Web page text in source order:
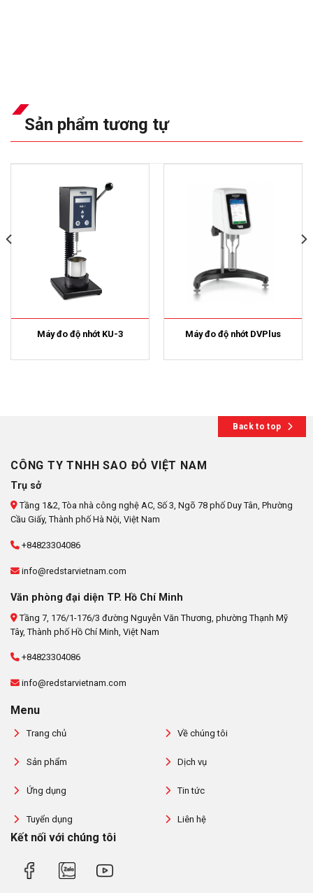
Sản phẩm tương tự
Máy đo độ nhớt KU-3 Máy đo độ nhớt DVPlus
Back to top
CÔNG TY TNHH SAO ĐỎ VIỆT NAM
Trụ sở
Tầng 1&2, Tòa nhà công nghệ AC, Số 3, Ngõ 78 phố Duy Tân, Phường
Cầu Giấy, Thành phố Hà Nội, Việt Nam
+84823304086
info@redstarvietnam.com
Văn phòng đại diện TP. Hồ Chí Minh
Tầng 7, 176/1-176/3 đường Nguyễn Văn Thương, phường Thạnh Mỹ
Tây, Thành phố Hồ Chí Minh, Việt Nam
+84823304086
info@redstarvietnam.com
Menu
Trang chủ Về chúng tôi
Sản phẩm Dịch vụ
Ứng dụng Tin tức
Tuyển dụng Liên hệ
Kết nối với chúng tôi